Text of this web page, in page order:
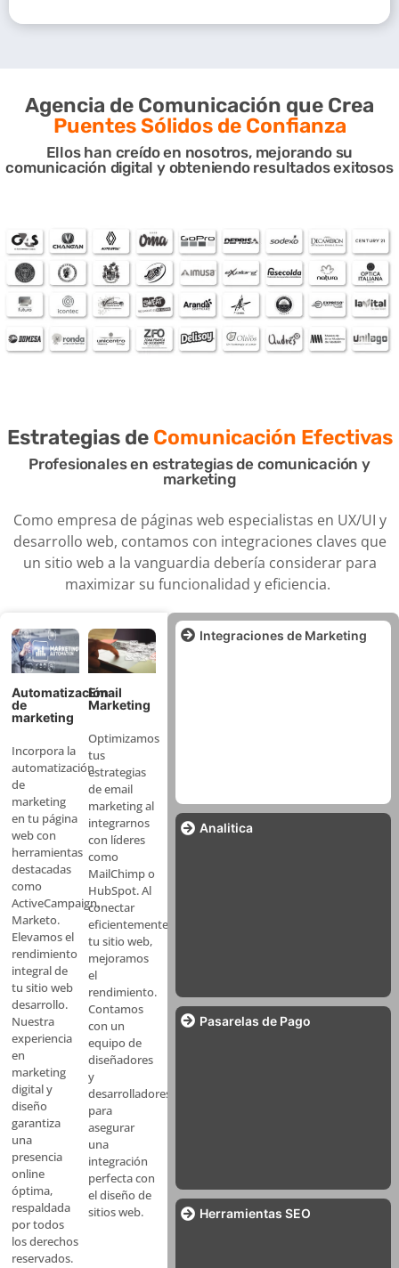
Agencia de Comunicación que Crea
Puentes Sólidos de Confianza
Ellos han creído en nosotros, mejorando su
comunicación digital y obteniendo resultados exitosos
Estrategias deComunicación Efectivas
Profesionales en estrategias de comunicación y
marketing
Como empresa de páginas web especialistas en UX/UI y
desarrollo web, contamos con integraciones claves que
un sitio web a la vanguardia debería considerar para
maximizar su funcionalidad y eficiencia.
Integraciones de Marketing
Analitica
Pasarelas de Pago
Herramientas SEO
Automatización
de
marketing
Incorpora la
automatización
de
marketing
en tu página
web con
herramientas
destacadas
como
ActiveCampaign,
Marketo.
Elevamos el
rendimiento
integral de
tu sitio web
desarrollo.
Nuestra
experiencia
en
marketing
digital y
diseño
garantiza
una
presencia
online
óptima,
respaldada
por todos
los derechos
reservados.
Email
Marketing
Optimizamos
tus
estrategias
de email
marketing al
integrarnos
con líderes
como
MailChimp o
HubSpot. Al
conectar
eficientemente
tu sitio web,
mejoramos
el
rendimiento.
Contamos
con un
equipo de
diseñadores
y
desarrolladores
para
asegurar
una
integración
perfecta con
el diseño de
sitios web.